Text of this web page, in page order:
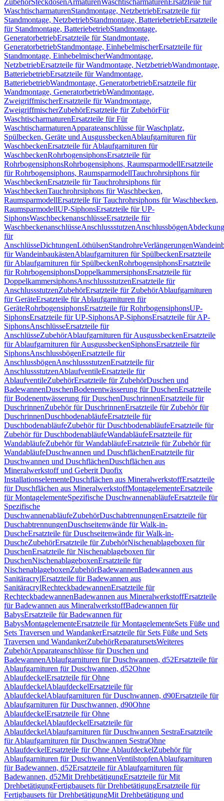
ZubehörSteckdosenArmaturenWaschtischarmaturen Ersatzteile für
WaschtischarmaturenStandmontage, NetzbetriebErsatzteile für
Standmontage, NetzbetriebStandmontage, BatteriebetriebErsatzteile
für Standmontage, BatteriebetriebStandmontage,
GeneratorbetriebErsatzteile für Standmontage,
GeneratorbetriebStandmontage, EinhebelmischerErsatzteile für
Standmontage, EinhebelmischerWandmontage,
NetzbetriebErsatzteile für Wandmontage, NetzbetriebWandmontage,
BatteriebetriebErsatzteile für Wandmontage,
BatteriebetriebWandmontage, GeneratorbetriebErsatzteile für
Wandmontage, GeneratorbetriebWandmontage,
ZweigriffmischerErsatzteile für Wandmontage,
ZweigriffmischerZubehörErsatzteile für ZubehörFür
WaschtischarmaturenErsatzteile für Für
WaschtischarmaturenApparateanschlüsse für Waschplatz,
Spülbecken, Geräte und AusgussbeckenAblaufgarnituren für
WaschbeckenErsatzteile für Ablaufgarnituren für
WaschbeckenRohrbogensiphonsErsatzteile für
RohrbogensiphonsRohrbogensiphons, RaumsparmodellErsatzteile
für Rohrbogensiphons, RaumsparmodellTauchrohrsiphons für
WaschbeckenErsatzteile für Tauchrohrsiphons für
WaschbeckenTauchrohrsiphons für Waschbecken,
RaumsparmodellErsatzteile für Tauchrohrsiphons für Waschbecken,
RaumsparmodellUP-SiphonsErsatzteile für UP-
SiphonsWaschbeckenanschlüsseErsatzteile für
WaschbeckenanschlüsseAnschlussstutzenAnschlussbögen
für
AnschlüsseDichtungenLöthülsenStandrohreVerlängerungen
für WandeinbaukästenAblaufgarnituren für SpülbeckenErsatzteile
für Ablaufgarnituren für SpülbeckenRohrbogensiphonsErsatzteile
für RohrbogensiphonsDoppelkammersiphonsErsatzteile für
DoppelkammersiphonsAnschlussstutzenErsatzteile für
AnschlussstutzenZubehörErsatzteile für ZubehörAblaufgarnituren
für GeräteErsatzteile für Ablaufgarnituren für
GeräteRohrbogensiphonsErsatzteile für RohrbogensiphonsUP-
SiphonsErsatzteile für UP-SiphonsAP-SiphonsErsatzteile für AP-
SiphonsAnschlüsseErsatzteile für
AnschlüsseZubehörAblaufgarnituren für AusgussbeckenErsatzteile
für Ablaufgarnituren für AusgussbeckenSiphonsErsatzteile für
SiphonsAnschlussbögenErsatzteile für
AnschlussbögenAnschlussstutzenErsatzteile für
AnschlussstutzenAblaufventileErsatzteile für
AblaufventileZubehörErsatzteile für ZubehörDuschen und
BadewannenDuschenBodenentwässerung für DuschenErsatzteile
für Bodenentwässerung für DuschenDuschrinnenErsatzteile für
DuschrinnenZubehör für DuschrinnenErsatzteile für Zubehör für
DuschrinnenDuschbodenabläufeErsatzteile für
DuschbodenabläufeZubehör für DuschbodenabläufeErsatzteile für
Zubehör für DuschbodenabläufeWandabläufeErsatzteile für
WandabläufeZubehör für WandabläufeErsatzteile für Zubehör für
WandabläufeDuschwannen und DuschflächenErsatzteile für
Duschwannen und DuschflächenDuschflächen aus
Mineralwerkstoff und Geberit Duofix
InstallationselementeDuschflächen aus MineralwerkstoffErsatzteile
für Duschflächen aus MineralwerkstoffMontagelementeErsatzteile
für MontagelementeSpezifische DuschwannenabläufeErsatzteile für
Spezifische
DuschwannenabläufeZubehörDuschabtrennungenErsatzteile für
DuschabtrennungenDuschseitenwände für Walk-in-
DuscheErsatzteile für Duschseitenwände für Walk-in-
DuscheZubehörErsatzteile für ZubehörNischenablageboxen für
DuschenErsatzteile für Nischenablageboxen für
DuschenNischenablageboxenErsatzteile für
NischenablageboxenZubehörBadewannenBadewannen aus
SanitäracrylErsatzteile für Badewannen aus
SanitäracrylRechteckbadewannenErsatzteile für
RechteckbadewannenBadewannen aus MineralwerkstoffErsatzteile
für Badewannen aus MineralwerkstoffBadewannen für
BabysErsatzteile für Badewannen für
BabysMontagelementeErsatzteile für MontagelementeSets Füße und
Sets Traversen und WandankerErsatzteile für Sets Füße und Sets
Traversen und WandankerZubehörReparatursetsWeiteres
ZubehörApparateanschlüsse für Duschen und
BadewannenAblaufgarnituren für Duschwannen, d52Ersatzteile für
Ablaufgarnituren für Duschwannen, d52Ohne
AblaufdeckelErsatzteile für Ohne
AblaufdeckelAblaufdeckelErsatzteile für
AblaufdeckelAblaufgarnituren für Duschwannen, d90Ersatzteile für
Ablaufgarnituren für Duschwannen, d90Ohne
AblaufdeckelErsatzteile für Ohne
AblaufdeckelAblaufdeckelErsatzteile für
AblaufdeckelAblaufgarnituren für Duschwannen SestraErsatzteile
für Ablaufgarnituren für Duschwannen SestraOhne
AblaufdeckelErsatzteile für Ohne AblaufdeckelZubehör für
Ablaufgarnituren für DuschwannenVentilstopfenAblaufgarnituren
für Badewannen, d52Ersatzteile für Ablaufgarnituren für
Badewannen, d52Mit DrehbetätigungErsatzteile für Mit
DrehbetätigungFertigbausets für DrehbetätigungErsatzteile für
Fertigbausets für DrehbetätigungMit Drehbetätigung und